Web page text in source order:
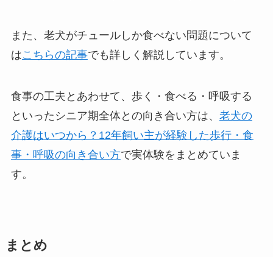
また、老犬がチュールしか食べない問題について
はこちらの記事でも詳しく解説しています。
食事の工夫とあわせて、歩く・食べる・呼吸する
といったシニア期全体との向き合い方は、 老犬の
介護はいつから？12年飼い主が経験した歩行・食
事・呼吸の向き合い方で実体験をまとめていま
す。
まとめ